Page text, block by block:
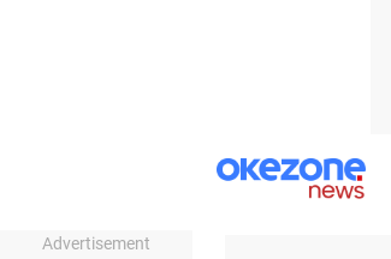
Advertisement